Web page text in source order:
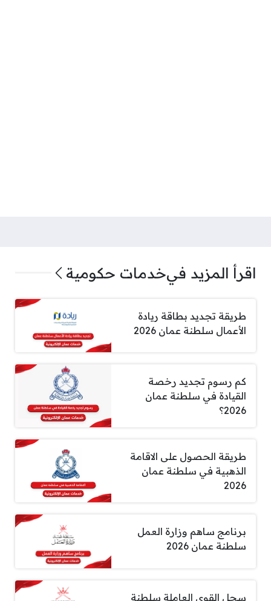
اقرأ المزيد فيخدمات حكومية
طريقة تجديد بطاقة ريادة
الأعمال سلطنة عمان 2026
كم رسوم تجديد رخصة
القيادة في سلطنة عمان
2026؟
طريقة الحصول على الاقامة
الذهبية في سلطنة عمان
2026
برنامج ساهم وزارة العمل
سلطنة عمان 2026
سجل القوى العاملة سلطنة